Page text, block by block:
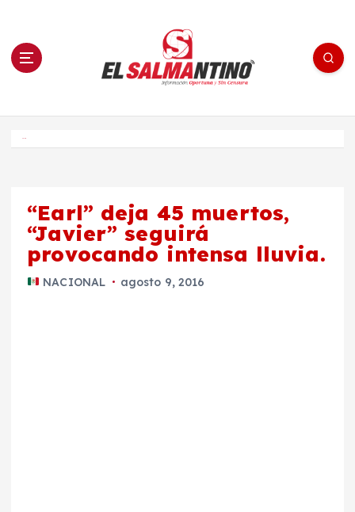
n El Salmantino - medios/noticias/editorial
“Earl” deja 45 muertos,
“Javier” seguirá
provocando intensa lluvia.
NACIONAL agosto 9, 2016